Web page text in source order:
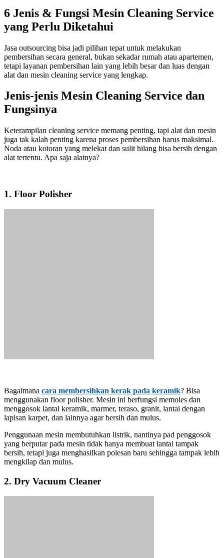
6 Jenis & Fungsi Mesin Cleaning Service
yang Perlu Diketahui
Jasa outsourcing bisa jadi pilihan tepat untuk melakukan
pembersihan secara general, bukan sekadar rumah atau apartemen,
tetapi layanan pembersihan lain yang lebih besar dan luas dengan
alat dan mesin cleaning service yang lengkap.
Jenis-jenis Mesin Cleaning Service dan
Fungsinya
Keterampilan cleaning service memang penting, tapi alat dan mesin
juga tak kalah penting karena proses pembersihan harus maksimal.
Noda atau kotoran yang melekat dan sulit hilang bisa bersih dengan
alat tertentu. Apa saja alatnya?
1. Floor Polisher
Bagaimana cara membersihkan kerak pada keramik? Bisa
menggunakan floor polisher. Mesin ini berfungsi memoles dan
menggosok lantai keramik, marmer, teraso, granit, lantai dengan
lapisan karpet, dan lainnya agar bersih dan mulus.
Penggunaan mesin membutuhkan listrik, nantinya pad penggosok
yang berputar pada mesin tidak hanya membuat lantai tampak
bersih, tetapi juga menghasilkan polesan baru sehingga tampak lebih
mengkilap dan mulus.
2. Dry Vacuum Cleaner